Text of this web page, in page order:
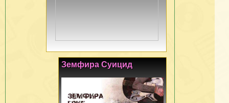
Земфира Суицид